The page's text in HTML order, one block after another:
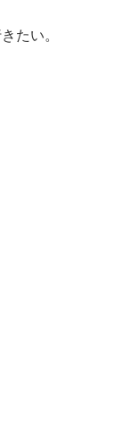
たい。